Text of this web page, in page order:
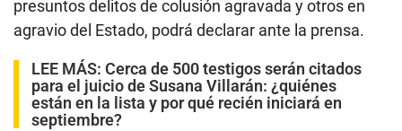
presuntos delitos de colusión agravada y otros en
agravio del Estado, podrá declarar ante la prensa.
LEE MÁS: Cerca de 500 testigos serán citados
para el juicio de Susana Villarán: ¿quiénes
están en la lista y por qué recién iniciará en
septiembre?